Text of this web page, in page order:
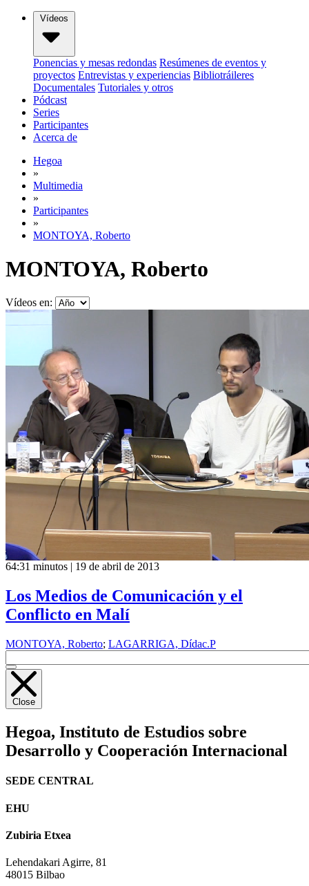
Vídeos
Ponencias y mesas redondas Resúmenes de eventos y
proyectos Entrevistas y experiencias Bibliotráileres
Documentales Tutoriales y otros
Pódcast
Series
Participantes
Acerca de
Hegoa
»
Multimedia
»
Participantes
»
MONTOYA, Roberto
MONTOYA, Roberto
Vídeos en:
64:31 minutos | 19 de abril de 2013
Los Medios de Comunicación y el
Conflicto en Malí
MONTOYA, Roberto; LAGARRIGA, Dídac.P
Close
Hegoa, Instituto de Estudios sobre
Desarrollo y Cooperación Internacional
SEDE CENTRAL
EHU
Zubiria Etxea
Lehendakari Agirre, 81
48015 Bilbao